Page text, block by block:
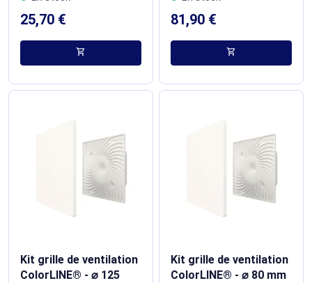
25,70 €
shopping_cart
81,90 €
shopping_cart
Kit grille de ventilation
ColorLINE® - ⌀ 125
Kit grille de ventilation
ColorLINE® - ⌀ 80 mm